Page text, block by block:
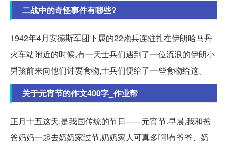
二战中的奇怪事件有哪些?
1942年4月安德斯军团下属的22炮兵连驻扎在伊朗哈马丹
火车站附近的时候,有一天士兵们遇到了一位流浪的伊朗小
男孩前来向他们讨要食物,士兵们便给了一些食物给这。
关于元宵节的作文400字_作业帮
正月十五这天,是我国传统的节日——元宵节.早晨,我和爸
爸妈妈一起去奶奶家过节,奶奶家人可真多啊!有爷爷、奶